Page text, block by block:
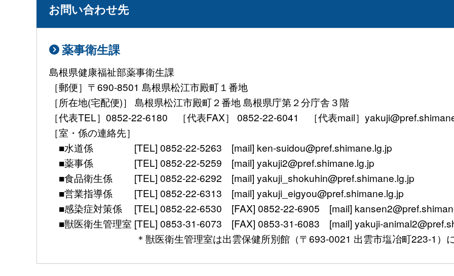
お問い合わせ先
薬事衛生課
島根県健康福祉部薬事衛生課
［郵便］〒690-8501 島根県松江市殿町１番地
［所在地(宅配便)］ 島根県松江市殿町２番地 島根県庁第２分庁舎３階
［代表TEL］0852-22-6180 ［代表FAX］ 0852-22-6041 ［代表mail］
［室・係の連絡先］
■水道係 [TEL] 0852-22-5263 [mail] ken-suidou@pref.shimane.lg.jp
■薬事係 [TEL] 0852-22-5259 [mail] yakuji2@pref.shimane.lg.jp
■食品衛生係 [TEL] 0852-22-6292 [mail] yakuji_shokuhin@pref.shimane.lg.jp
■営業指導係 [TEL] 0852-22-6313 [mail] yakuji_eigyou@pref.shimane.lg.jp
■感染症対策係 [TEL] 0852-22-6530 [FAX] 0852-22-6905 [mail]
■獣医衛生管理室 [TEL] 0853-31-6073 [FAX] 0853-31-6083 [mail] yakuji-
＊獣医衛生管理室は出雲保健所別館（〒693-0021 出雲市塩冶町223-1）に